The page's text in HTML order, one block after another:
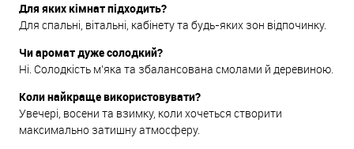
Для яких кімнат підходить?
Для спальні, вітальні, кабінету та будь-яких зон відпочинку.
Чи аромат дуже солодкий?
Ні. Солодкість м'яка та збалансована смолами й деревиною.
Коли найкраще використовувати?
Увечері, восени та взимку, коли хочеться створити
максимально затишну атмосферу.